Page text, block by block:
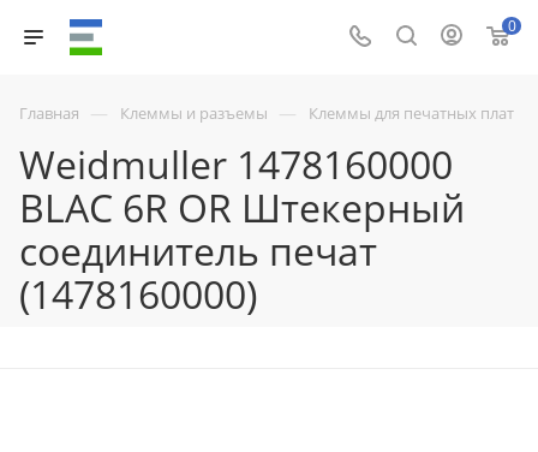
0
Главная — Клеммы и разъемы — Клеммы для печатных плат
Weidmuller 1478160000
BLAC 6R OR Штекерный
соединитель печат
(1478160000)